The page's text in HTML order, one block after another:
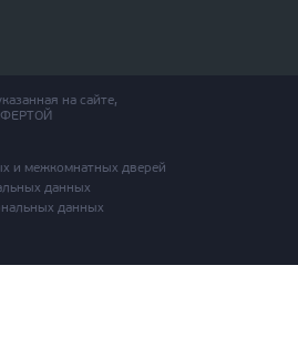
на сайте,
и межкомнатных дверей
данных
данных